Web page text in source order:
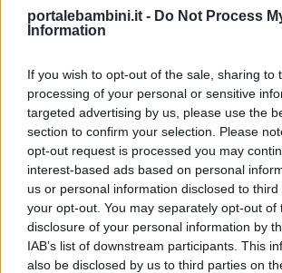
portalebambini.it - Do Not Process
Information
If you wish to opt-out of the sale, sharing to
processing of your personal or sensitive
targeted advertising by us, please use the
section to confirm your selection. Please
opt-out request is processed you may
interest-based ads based on personal
us or personal information disclosed to
your opt-out. You may separately opt-out of
disclosure of your personal information by
IAB’s list of downstream participants. This
also be disclosed by us to third parties on